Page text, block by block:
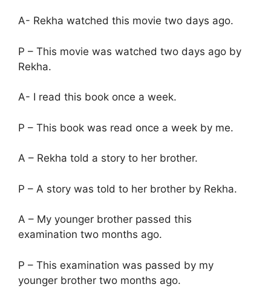
A- Rekha watched this movie two days ago.
P – This movie was watched two days ago by
Rekha.
A- I read this book once a week.
P – This book was read once a week by me.
A – Rekha told a story to her brother.
P – A story was told to her brother by Rekha.
A – My younger brother passed this
examination two months ago.
P – This examination was passed by my
younger brother two months ago.